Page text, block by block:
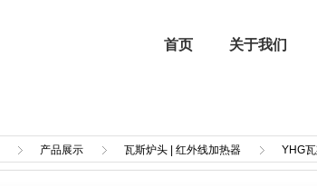
首页 关于我们
产品展示 瓦斯炉头 | 红外线加热器 YHG